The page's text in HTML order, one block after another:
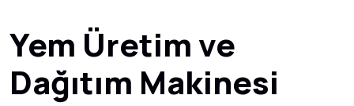
Yem Üretim ve
Dağıtım Makinesi